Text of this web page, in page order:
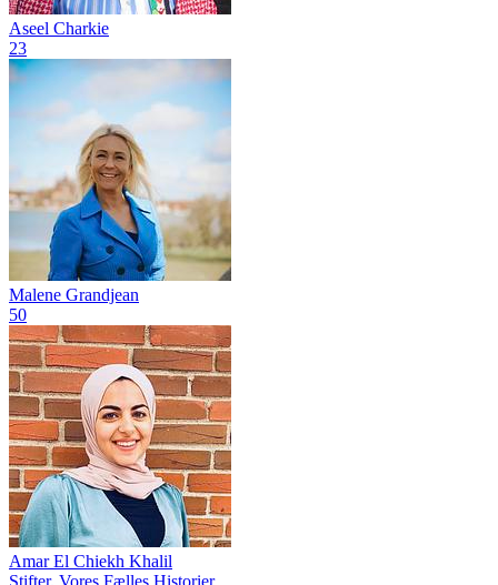
Aseel Charkie
23
Malene Grandjean
50
Amar El Chiekh Khalil
Stifter, Vores Fælles Historier